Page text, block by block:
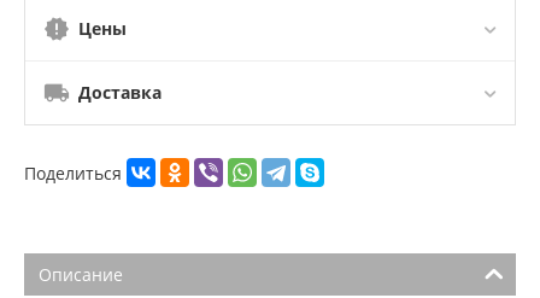
Цены
Доставка
Поделиться
Описание